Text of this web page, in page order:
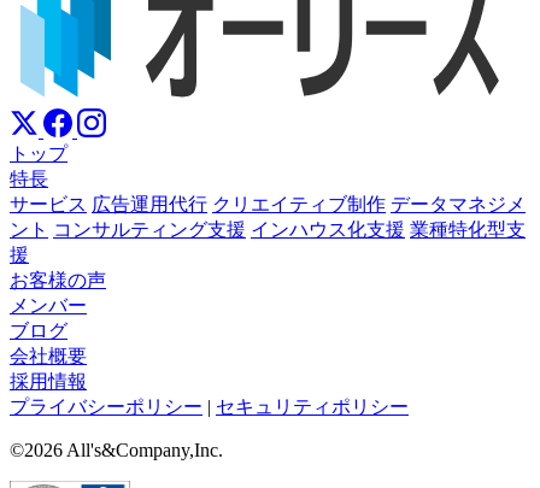
トップ
特長
サービス 広告運用代行 クリエイティブ制作 データマネジメ
ント コンサルティング支援 インハウス化支援 業種特化型支
援
お客様の声
メンバー
ブログ
会社概要
採用情報
プライバシーポリシー | セキュリティポリシー
©2026 All's&Company,Inc.